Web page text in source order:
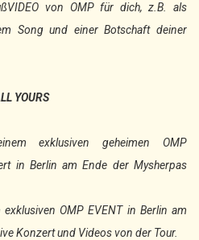
von OMP für dich, z.B. als
Song und einer Botschaft deiner
YOURS
exklusiven geheimen OMP
in Berlin am Ende der Mysherpas
OMP EVENT in Berlin am
Konzert und Videos von der Tour.